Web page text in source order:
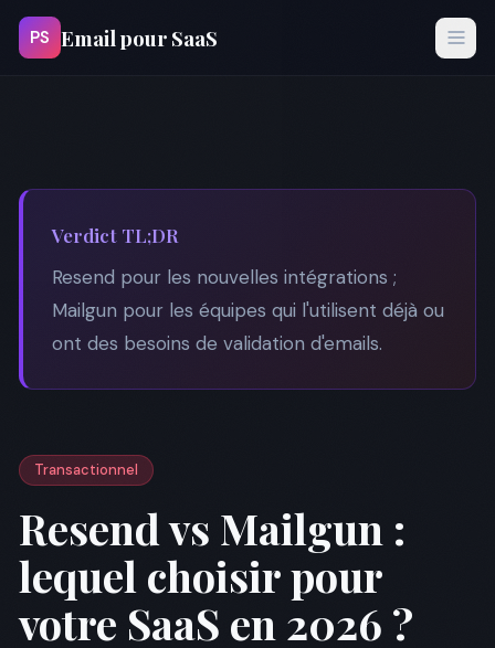
PS Email pour SaaS
Verdict TL;DR
Resend pour les nouvelles intégrations ;
Mailgun pour les équipes qui l'utilisent déjà ou
ont des besoins de validation d'emails.
Transactionnel
Resend vs Mailgun :
lequel choisir pour
votre SaaS en 2026 ?